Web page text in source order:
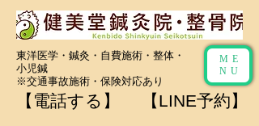
​東洋医学・鍼灸 ・自費施術・整体・
小児鍼
​※交通事故施術 ・保険対応あり
ME
NU
【電話する】 【LINE予約】